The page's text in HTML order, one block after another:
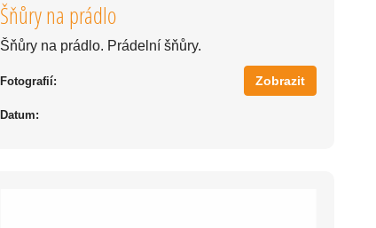
Šňůry na prádlo
Šňůry na prádlo. Prádelní šňůry.
Fotografií:
Datum:
Zobrazit